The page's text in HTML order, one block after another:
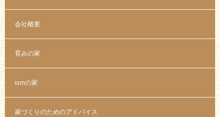
会社概要
育みの家
ismの家
家づくりのためのアドバイス